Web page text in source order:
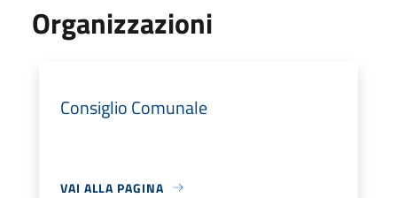
Organizzazioni
Consiglio Comunale
VAI ALLA PAGINA